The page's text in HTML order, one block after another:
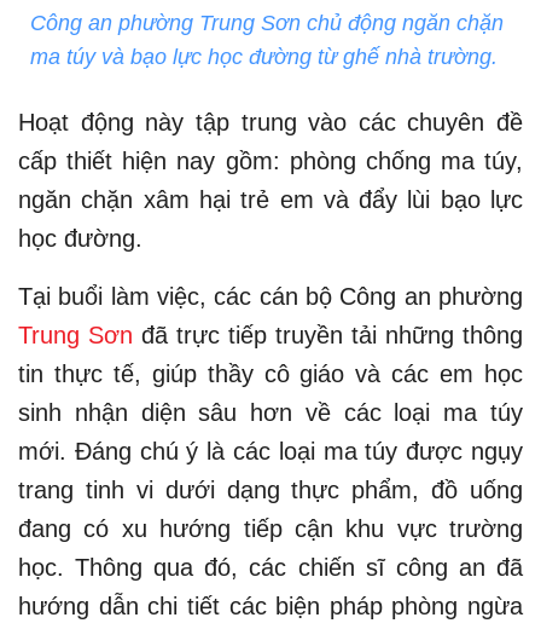
Công an phường Trung Sơn chủ động ngăn chặn
ma túy và bạo lực học đường từ ghế nhà trường.
Hoạt động này tập trung vào các chuyên đề
cấp thiết hiện nay gồm: phòng chống ma túy,
ngăn chặn xâm hại trẻ em và đẩy lùi bạo lực
học đường.
Tại buổi làm việc, các cán bộ Công an phường
Trung Sơn đã trực tiếp truyền tải những thông
tin thực tế, giúp thầy cô giáo và các em học
sinh nhận diện sâu hơn về các loại ma túy
mới. Đáng chú ý là các loại ma túy được ngụy
trang tinh vi dưới dạng thực phẩm, đồ uống
đang có xu hướng tiếp cận khu vực trường
học. Thông qua đó, các chiến sĩ công an đã
hướng dẫn chi tiết các biện pháp phòng ngừa